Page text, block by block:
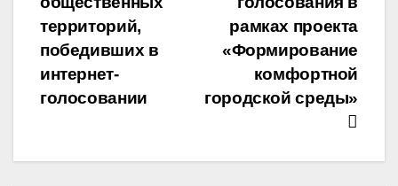
записям
рамках проекта
«Формирование
комфортной
городской среды»
территорий,
победивших в
интернет-
голосовании